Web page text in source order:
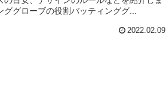
グローブの役割バッティンググ...
2022.02.09